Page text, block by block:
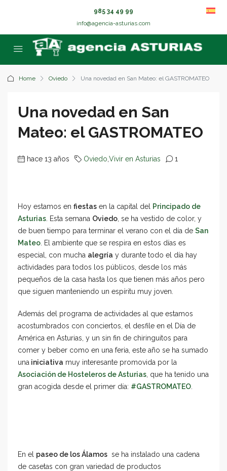
985 34 49 99
info@agencia-asturias.com
Home Oviedo Una novedad en San Mateo: el GASTROMATEO
Una novedad en San
Mateo: el GASTROMATEO
hace 13 años Oviedo Vivir en Asturias 1
Hoy estamos en fiestas en la capital del
Principado de
Asturias . Esta semana Oviedo , se ha vestido de color, y
de buen tiempo para terminar el verano con el día de San
Mateo . El ambiente que se respira en estos días es
especial, con mucha alegría y durante todo el día hay
actividades para todos los públicos, desde los más
pequeños de la casa hasta los que tienen más años pero
que siguen manteniendo un espíritu muy joven.
Además del programa de actividades al que estamos
acostumbrados con conciertos, el desfile en el Día de
América en Asturias, y un sin fin de chiringuitos para
comer y beber como en una feria, este año se ha sumado
una iniciativa muy interesante promovida por la
Asociación de Hosteleros de Asturias , que ha tenido una
gran acogida desde el primer día: #GASTROMATEO
En el paseo de los Álamos se ha instalado una cadena
de casetas con gran variedad de productos